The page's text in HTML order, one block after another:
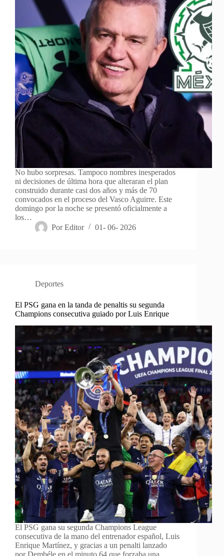
No hubo sorpresas. Tampoco nombres inesperados
ni decisiones de última hora que alteraran el plan
construido durante casi dos años y más de 70
convocados en el proceso del Vasco Aguirre. Este
domingo por la noche se presentó oficialmente a
los…
Por Editor 01- 06- 2026
Deportes
El PSG gana en la tanda de penaltis su segunda
Champions consecutiva guiado por Luis Enrique
El PSG gana su segunda Champions League
consecutiva de la mano del entrenador español, Luis
Enrique Martínez, y gracias a un penalti lanzado
por Dembéle en el minuto 64 que forzaba una